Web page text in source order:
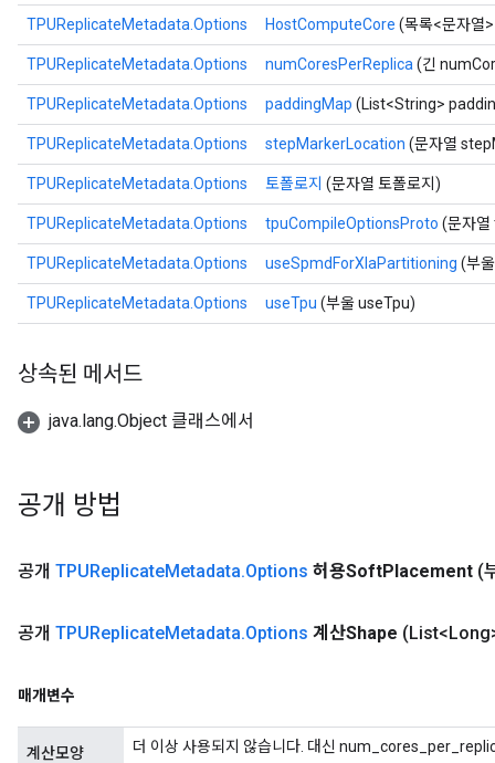
TPUReplicateMetadata.Options HostComputeCore (목록<문자열
TPUReplicateMetadata.Options numCoresPerReplica (긴
TPUReplicateMetadata.Options paddingMap (List<String>
TPUReplicateMetadata.Options stepMarkerLocation (문자열
TPUReplicateMetadata.Options 토폴로지 (문자열 토폴로지)
TPUReplicateMetadata.Options tpuCompileOptionsProto (문자
TPUReplicateMetadata.Options useSpmdForXlaPartitioning (부
TPUReplicateMetadata.Options useTpu (부울 useTpu)
상속된 메서드
java.lang.Object 클래스에서
공개 방법
공개 TPUReplicateMetadata.Options 허용SoftPlacement (
공개 TPUReplicateMetadata.Options 계산Shape
매개변수
계산모양 더 이상 사용되지 않습니다. 대신